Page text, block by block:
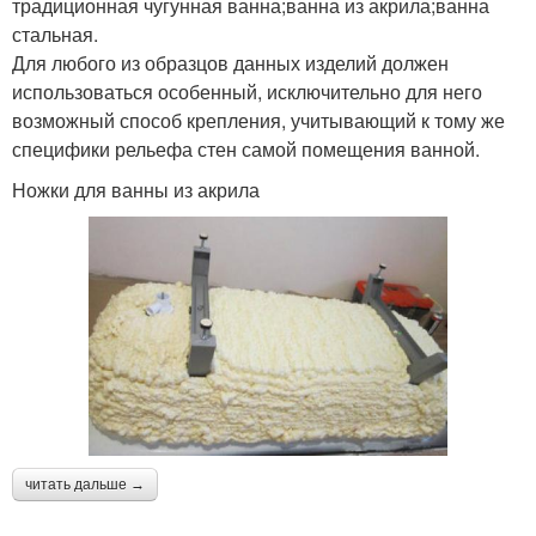
стальная.
Для любого из образцов данных изделий должен
использоваться особенный, исключительно для него
возможный способ крепления, учитывающий к тому же
специфики рельефа стен самой помещения ванной.
Ножки для ванны из акрила
читать дальше →